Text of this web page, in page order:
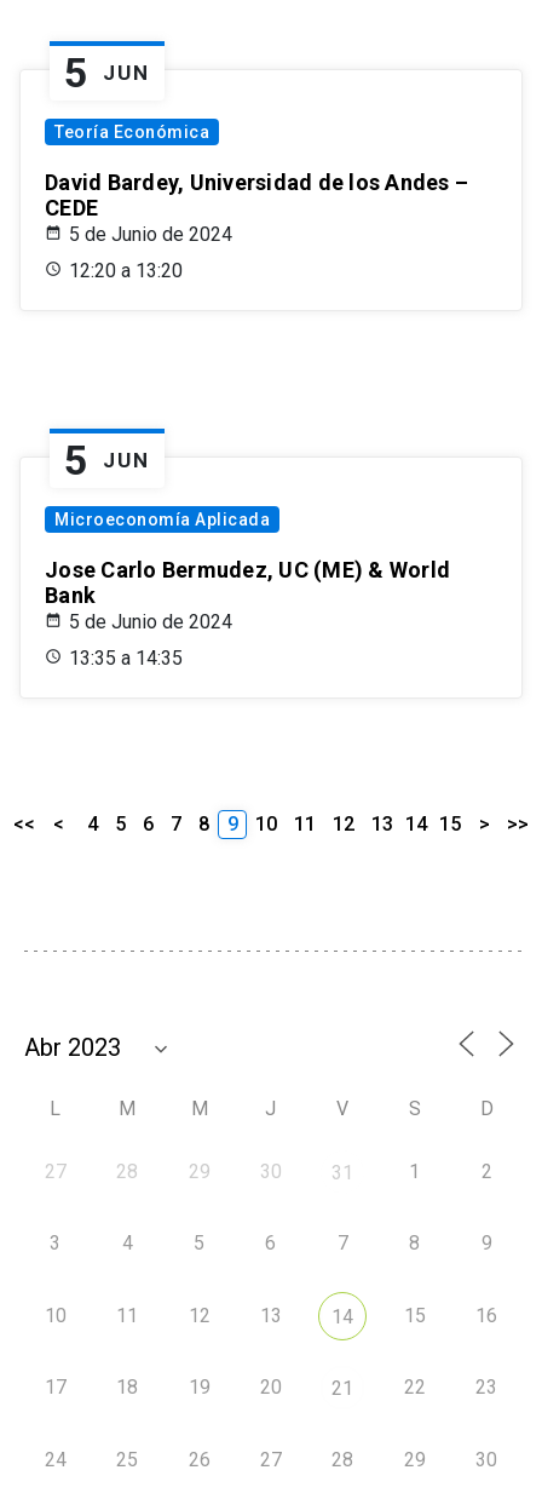
5 JUN
Teoría Económica
David Bardey, Universidad de los Andes –
CEDE
5 de Junio de 2024
12:20 a 13:20
5 JUN
Microeconomía Aplicada
Jose Carlo Bermudez, UC (ME) & World
Bank
5 de Junio de 2024
13:35 a 14:35
<< < 4 5 6 7 8 9 10 11 12 13 14 15 > >>
L M M J V S D
27 28 29 30 31 1 2
3 4 5 6 7 8 9
10 11 12 13 14 15 16
17 18 19 20 21 22 23
24 25 26 27 28 29 30